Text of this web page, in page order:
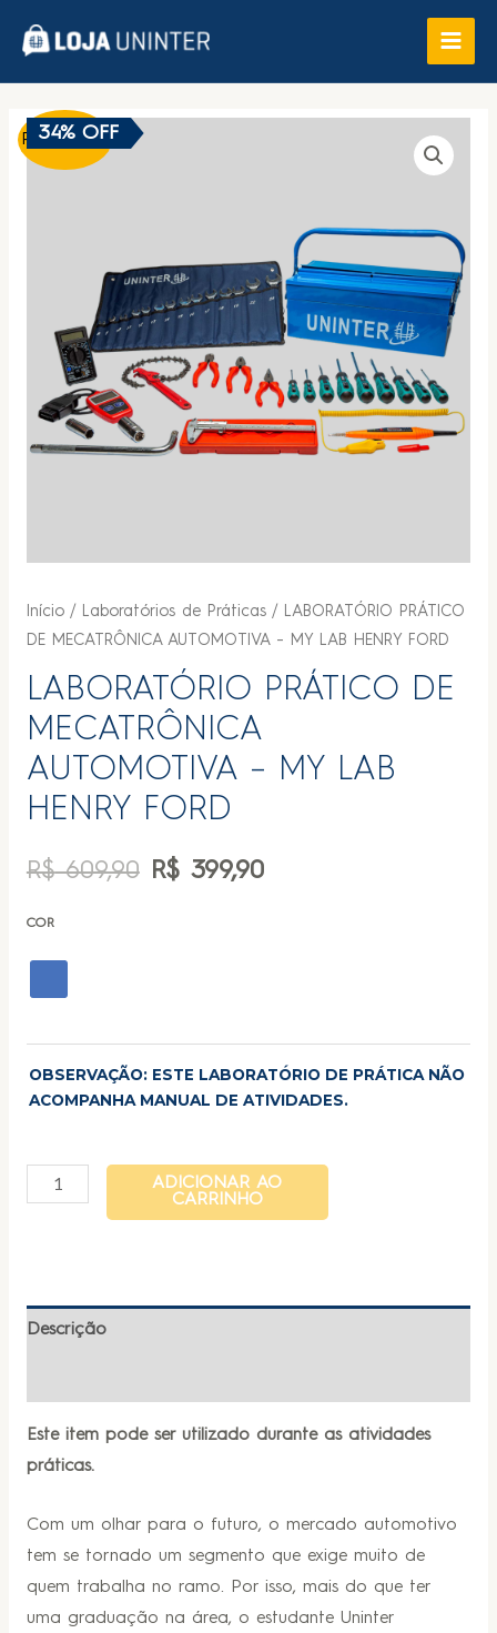
Promoção!
34% OFF
Início/ Laboratórios de Práticas/ LABORATÓRIO PRÁTICO
DE MECATRÔNICA AUTOMOTIVA – MY LAB HENRY FORD
LABORATÓRIO PRÁTICO DE
MECATRÔNICA
AUTOMOTIVA – MY LAB
HENRY FORD
R$609,90 R$399,90
COR
OBSERVAÇÃO: ESTE LABORATÓRIO DE PRÁTICA NÃO
ACOMPANHA MANUAL DE ATIVIDADES.
ADICIONAR AO
CARRINHO
Descrição
Este item pode ser utilizado durante as atividades
práticas.
Com um olhar para o futuro, o mercado automotivo
tem se tornado um segmento que exige muito de
quem trabalha no ramo. Por isso, mais do que ter
uma graduação na área, o estudante Uninter